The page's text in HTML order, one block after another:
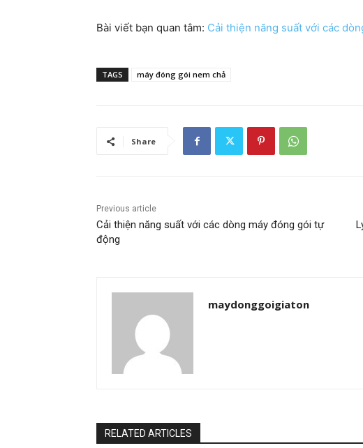
Bài viết bạn quan tâm: Cải thiện năng suất với các
TAGS máy đóng gói nem chả
Share
Previous article
Cải thiện năng suất với các dòng máy đóng gói tự
động
maydonggoigiaton
RELATED ARTICLES